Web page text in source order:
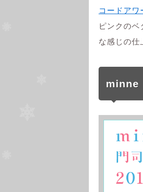
コードアワ
ピンクの
な感じの仕
minne